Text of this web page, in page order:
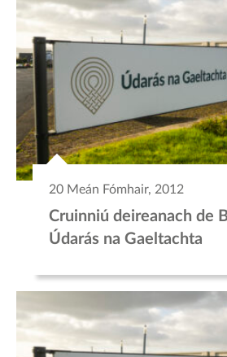
20 Meán Fómhair, 2012
Cruinniú deireanach de
Údarás na Gaeltachta